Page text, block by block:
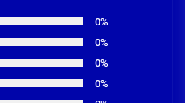
0%
0%
0%
0%